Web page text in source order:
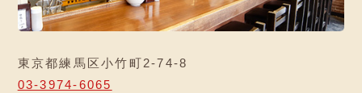
東京都練馬区小竹町2-74-8
03-3974-6065